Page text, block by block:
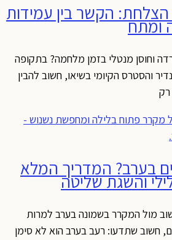
הצלחת: הקשר בין עמידות
ומתח
וחוסן מנטלי בזמן מלחמה? בתקופה
והסטרס הקיומי בשיאו, חשוב להבין
בערב? המדריך המלא
והשגת שליטה
מול המקרר בשמונה בערב למרות
חשוב שתדעו: רעב בערב הוא לא סימן